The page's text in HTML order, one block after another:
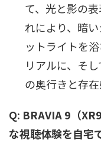
て、光と影の
れにより、暗
ットライトを
リアルに、そ
の奥行きと存在
Q: BRAVIA 9（
な視聴体験を自宅